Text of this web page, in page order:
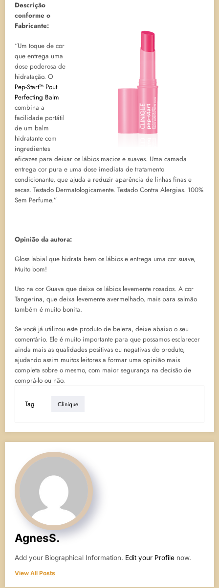
Descrição
conforme o
Fabricante:
“Um toque de cor
que entrega uma
dose poderosa de
hidratação. O
Pep-Start™ Pout
Perfecting Balm
combina a
facilidade portátil
de um balm
hidratante com
ingredientes
eficazes para deixar os lábios macios e suaves. Uma camada
entrega cor pura e uma dose imediata de tratamento
condicionante, que ajuda a reduzir aparência de linhas finas e
secas. Testado Dermatologicamente. Testado Contra Alergias. 100%
Sem Perfume.”
Opinião da autora:
Gloss labial que hidrata bem os lábios e entrega uma cor suave,
Muito bom!
Uso na cor Guava que deixa os lábios levemente rosados. A cor
Tangerina, que deixa levemente avermelhado, mais para salmão
também é muito bonita.
Se você já utilizou este produto de beleza, deixe abaixo o seu
comentário. Ele é muito importante para que possamos esclarecer
ainda mais as qualidades positivas ou negativas do produto,
ajudando assim muitos leitores a formar uma opinião mais
completa sobre o mesmo, com maior segurança na decisão de
comprá-lo ou não.
Tag Clinique
AgnesS.
Add your Biographical Information. Edit your Profile now.
View All Posts